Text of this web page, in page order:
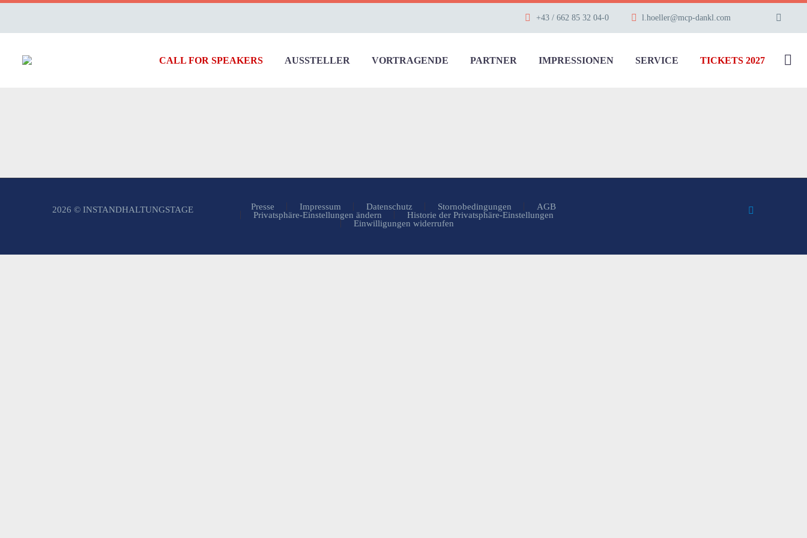
+43 / 662 85 32 04-0 l.hoeller@mcp-dankl.com
CALL FOR SPEAKERS AUSSTELLER VORTRAGENDE PARTNER IMPRESSIONEN SERVICE TICKETS 2027
Presse Impressum Datenschutz Stornobedingungen
AGB
Privatsphäre-Einstellungen ändern
Historie der Privatsphäre-Einstellungen
Einwilligungen widerrufen
2026 © INSTANDHALTUNGSTAGE